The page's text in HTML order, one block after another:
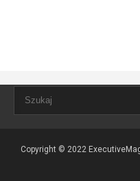
Copyright © 2022